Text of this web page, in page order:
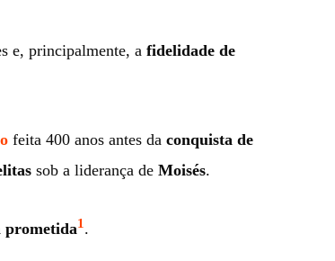
e, principalmente, a fidelidade de
feita 400 anos antes da conquista de
sob a liderança de Moisés.
prometida1 .